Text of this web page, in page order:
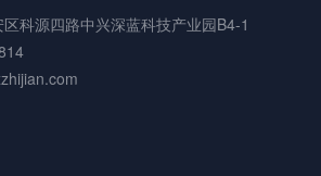
科源四路中兴深蓝科技产业园B4-1